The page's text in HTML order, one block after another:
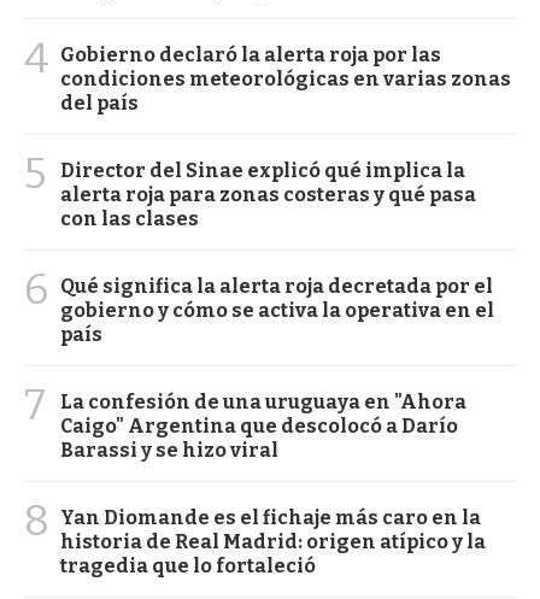
4 Gobierno declaró la alerta roja por las
condiciones meteorológicas en varias zonas
del país
5
Director del Sinae explicó qué implica la
alerta roja para zonas costeras y qué pasa
con las clases
6
Qué significa la alerta roja decretada por el
gobierno y cómo se activa la operativa en el
país
7
La confesión de una uruguaya en "Ahora
Caigo" Argentina que descolocó a Darío
Barassi y se hizo viral
8
Yan Diomande es el fichaje más caro en la
historia de Real Madrid: origen atípico y la
tragedia que lo fortaleció